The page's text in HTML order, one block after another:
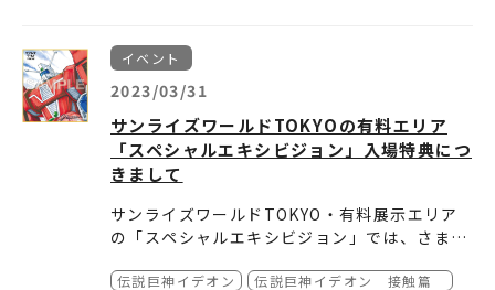
●メロンブックス（
ks.co.jp/detail/detail.php?product_id=19
65181）
●ヨドバシカメラ（
com/product/100000009003724573/ ）
ス
イベント
2023/03/31
サンライズワールドTOKYOの有料エリア
「スペシャルエキシビジョン」入場特典につ
きまして
サンライズワールドTOKYO・有料展示エリア
の「スペシャルエキシビジョン」では、さまざ
間の開催期間中に8回のテーマの入れ替えを予
て、3つの特典をお渡ししています。
伝説巨神イデオン
伝説巨神イデオン 接触篇